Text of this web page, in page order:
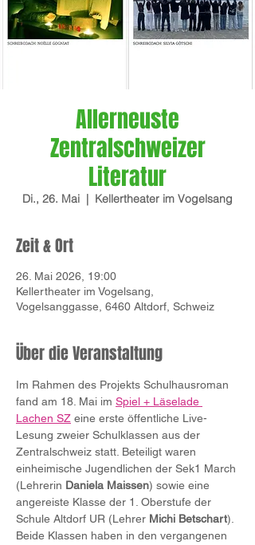
Allerneuste
Zentralschweizer
Literatur
Di., 26. Mai
  |
Kellertheater im Vogelsang
Zeit & Ort
26. Mai 2026, 19:00
Kellertheater im Vogelsang,
Vogelsanggasse, 6460 Altdorf, Schweiz
Über die Veranstaltung
Im Rahmen des Projekts Schulhausroman
fand am 18. Mai im Spiel + Läselade
Lachen SZ eine erste öffentliche Live-
Lesung zweier Schulklassen aus der
Zentralschweiz statt. Beteiligt waren
einheimische Jugendlichen der Sek1 March
(Lehrerin Daniela Maissen) sowie eine
angereiste Klasse der 1. Oberstufe der
Schule Altdorf UR (Lehrer Michi Betschart).
Beide Klassen haben in den vergangenen